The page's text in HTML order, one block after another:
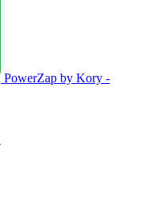
PowerZap by Kory -